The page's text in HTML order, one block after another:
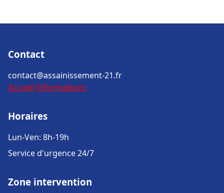
Contact
contact@assainissement-21.fr
Accueil Informations
Horaires
Lun-Ven: 8h-19h
Service d'urgence 24/7
Zone intervention